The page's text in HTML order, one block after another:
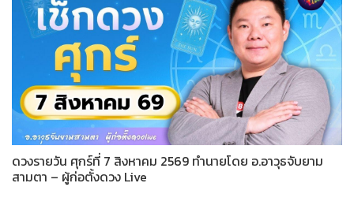
ดวงรายวัน ศุกร์ที่ 7 สิงหาคม 2569 ทำนายโดย อ.อาวุธจับยาม
สามตา – ผู้ก่อตั้งดวง Live